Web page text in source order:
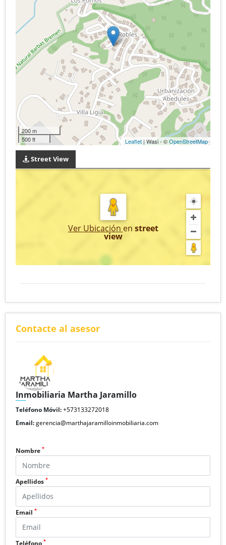
200 m
500 ft
Leaflet | Wasi - ©OpenStreetMap
Street View
Ver Ubicación en street
view
Contacte al asesor
Inmobiliaria Martha Jaramillo
Teléfono Móvil:+573133272018
Email:gerencia@marthajaramilloinmobiliaria.com
Nombre *
Apellidos *
Email *
Teléfono *